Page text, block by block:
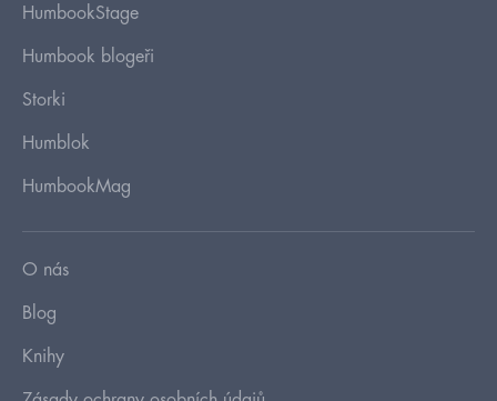
HumbookStage
Humbook blogeři
Storki
Humblok
HumbookMag
O nás
Blog
Knihy